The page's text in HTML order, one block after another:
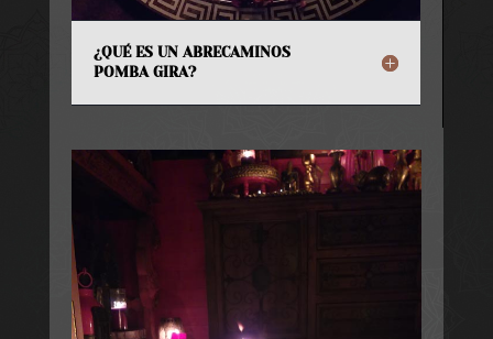
¿QUÉ ES UN ABRECAMINOS
POMBA GIRA?